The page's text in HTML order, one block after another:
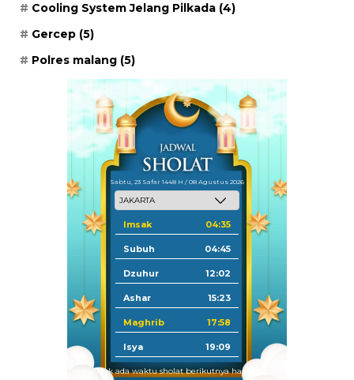
Cooling System Jelang Pilkada (4)
Gercep (5)
Polres malang (5)
Sabtu, 23 Safar 1448 H / 08 Agustus 2026
Imsak 04:35
Subuh 04:45
Dzuhur 12:02
Ashar 15:23
Maghrib 17:58
Isya 19:09
Tidak ada waktu sholat berikutnya hari ini.